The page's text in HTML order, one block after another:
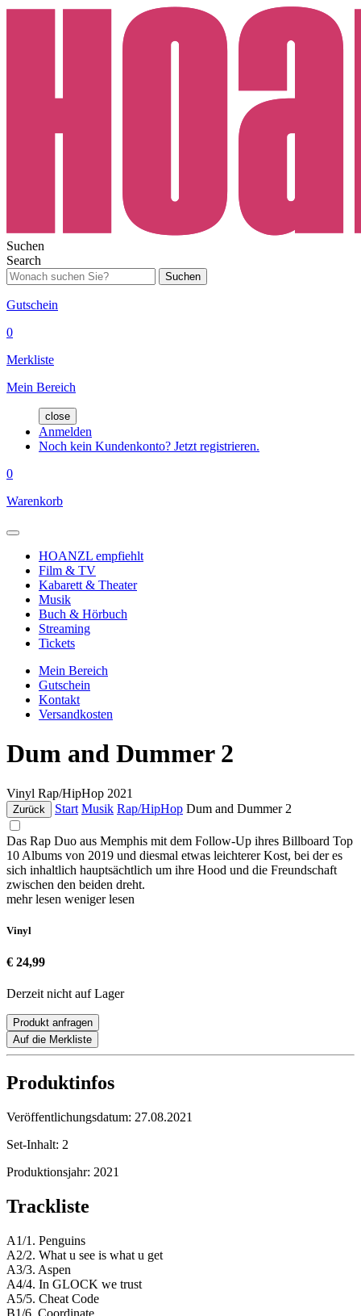
Suchen
Search
Suchen
Gutschein
0
Merkliste
Mein Bereich
close
Anmelden
Noch kein Kundenkonto? Jetzt registrieren.
0
Warenkorb
HOANZL empfiehlt
Film & TV
Kabarett & Theater
Musik
Buch & Hörbuch
Streaming
Tickets
Mein Bereich
Gutschein
Kontakt
Versandkosten
Dum and Dummer 2
Vinyl Rap/HipHop 2021
Zurück Start Musik Rap/HipHop Dum and Dummer 2
Das Rap Duo aus Memphis mit dem Follow-Up ihres Billboard Top
10 Albums von 2019 und diesmal etwas leichterer Kost, bei der es
sich inhaltlich hauptsächtlich um ihre Hood und die Freundschaft
zwischen den beiden dreht.
mehr lesen weniger lesen
Vinyl
€ 24,99
Derzeit nicht auf Lager
Produkt anfragen
Auf die Merkliste
Produktinfos
Veröffentlichungsdatum: 27.08.2021
Set-Inhalt: 2
Produktionsjahr: 2021
Trackliste
A1/1. Penguins
A2/2. What u see is what u get
A3/3. Aspen
A4/4. In GLOCK we trust
A5/5. Cheat Code